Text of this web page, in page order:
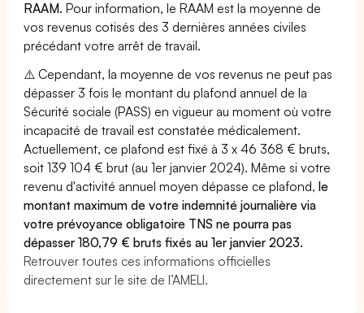
RAAM. Pour information, le RAAM est la moyenne de
vos revenus cotisés des 3 dernières années civiles
précédant votre arrêt de travail.
⚠️ Cependant, la moyenne de vos revenus ne peut pas
dépasser 3 fois le montant du plafond annuel de la
Sécurité sociale (PASS) en vigueur au moment où votre
incapacité de travail est constatée médicalement.
Actuellement, ce plafond est fixé à 3 x 46 368 € bruts,
soit 139 104 € brut (au 1er janvier 2024). Même si votre
revenu d'activité annuel moyen dépasse ce plafond,le
montant maximum de votre indemnité journalière via
votre prévoyance obligatoire TNS ne pourra pas
dépasser 180,79 € bruts fixés au 1er janvier 2023.
Retrouver toutes ces informations officielles
directement sur le site de l’AMELI.